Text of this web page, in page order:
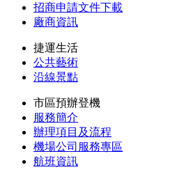
招商申請文件下載
廠商資訊
捷運生活
公共藝術
沿線景點
市區預辦登機
服務簡介
辦理項目及流程
機場公司服務專區
航班資訊